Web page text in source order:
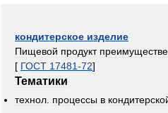
кондитерское изделие
Пищевой продукт
[ ГОСТ 17481-72]
Тематики
технол процессы в